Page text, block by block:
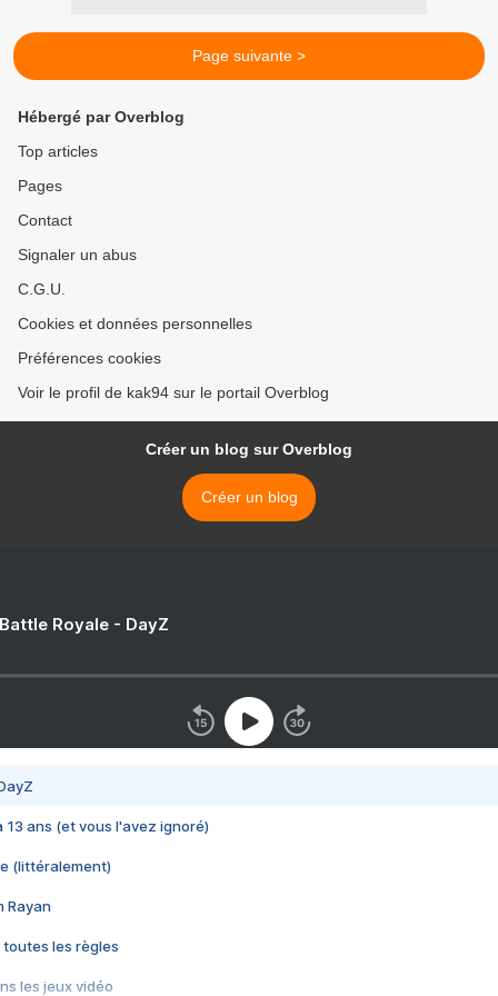
Page suivante >
Hébergé par Overblog
Top articles
Pages
Contact
Signaler un abus
C.G.U.
Cookies et données personnelles
Préférences cookies
Voir le profil de kak94 sur le portail Overblog
Créer un blog sur Overblog
Créer un blog
Royale - DayZ
13 ans (et vous l'avez ignoré)
(littéralement)
Rayan
toutes les règles
les jeux vidéo